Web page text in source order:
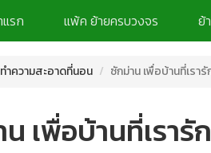
รก แพ้ค ย้ายครบวงจร ย้
ำความสะอาดที่นอน ซักม่าน เพื่อบ้านที่เรารั
เพื่อบ้านที่เรารัก